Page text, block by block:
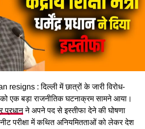
बारिश ने बढ़ाई परेशानी
का प्रभाव लगातार बना हुआ है। मौसम विभाग
टिहरी, रुद्रप्रयाग, चमोली, ऊधम सिंह
और नैनीताल में भारी से बहुत भारी वर्षा होने की
कुछ क्षेत्रों में तेज गर्जना, बिजली गिरने और
भी बन सकती हैं।
: दिल्ली में छात्रों के जारी विरोध-
को एक बड़ा राजनीतिक घटनाक्रम सामने आया।
प्रधानने अपने पद से इस्तीफा देने की घोषणा
परीक्षा में कथित अनियमितताओं को लेकर देश